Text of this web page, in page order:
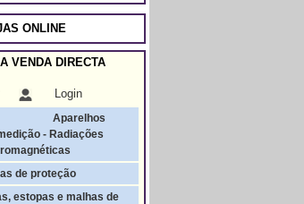
ONLINE
VENDA DIRECTA
Login
Aparelhos
- Radiações
de proteção
estopas e malhas de